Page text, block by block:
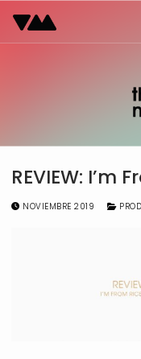
al
REVIEW: I’m
NOVIEMBRE 2019